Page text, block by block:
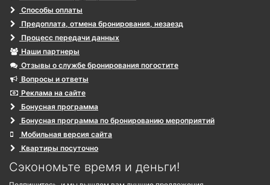
Способы оплаты
Предоплата, отмена бронирования, незаезд
Процесс передачи данных
Наши партнеры
Отзывы о службе бронирования погостите
Вопросы и ответы
Реклама на сайте
Бонусная программа
Бонусная программа по бронированию мероприятий
Мобильная версия сайта
Квартиры посуточно
Сэкономьте время и деньги!